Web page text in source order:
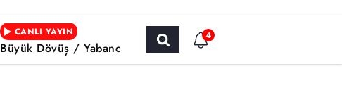
CANLI YAYIN
Büyük Dövüş / Yabancı Sinema
4